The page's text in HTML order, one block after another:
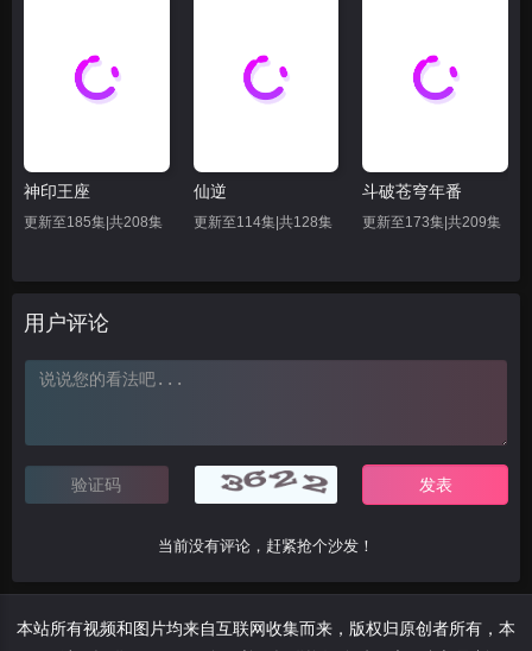
神印王座
更新至185集|共208集
仙逆
更新至114集|共128集
斗破苍穹年番
更新至173集|共209集
用户评论
当前没有评论，赶紧抢个沙发！
本站所有视频和图片均来自互联网收集而来，版权归原创者所有，本